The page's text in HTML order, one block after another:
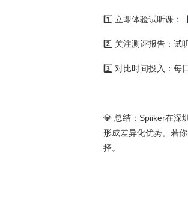
1️⃣ 立即体验试听课：
2️⃣ 关注测评报告：试
3️⃣ 对比时间投入：每
💎 总结：Spiiker在深
形成差异化优势。若
择。